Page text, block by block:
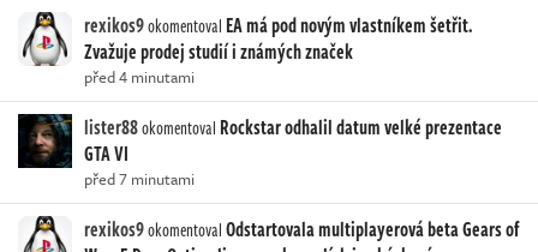
rexikos9okomentoval EA má pod novým vlastníkem šetřit.
Zvažuje prodej studií i známých značek
před 4 minutami
lister88okomentoval Rockstar odhalil datum velké prezentace
GTA VI
před 7 minutami
rexikos9okomentovalOdstartovala multiplayerová beta Gears of